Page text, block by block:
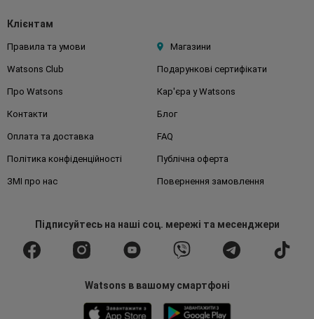
Клієнтам
Правила та умови Магазини
Watsons Club Подарункові сертифікати
Про Watsons Кар'єра у Watsons
Контакти Блог
Оплата та доставка FAQ
Політика конфіденційності Публічна оферта
ЗМІ про нас Повернення замовлення
Підписуйтесьна наші соц. мережі та месенджери
Watsons в вашому смартфоні